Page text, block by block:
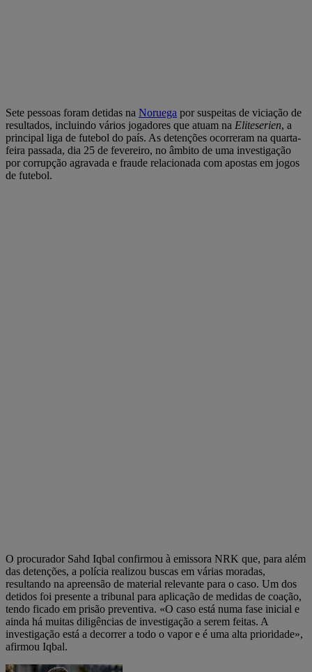
Sete pessoas foram detidas na Noruega por suspeitas de viciação de
resultados, incluindo vários jogadores que atuam na Eliteserien, a
principal liga de futebol do país. As detenções ocorreram na quarta-
feira passada, dia 25 de fevereiro, no âmbito de uma investigação
por corrupção agravada e fraude relacionada com apostas em jogos
de futebol.
O procurador Sahd Iqbal confirmou à emissora NRK que, para além
das detenções, a polícia realizou buscas em várias moradas,
resultando na apreensão de material relevante para o caso. Um dos
detidos foi presente a tribunal para aplicação de medidas de coação,
tendo ficado em prisão preventiva. «O caso está numa fase inicial e
ainda há muitas diligências de investigação a serem feitas. A
investigação está a decorrer a todo o vapor e é uma alta prioridade»,
afirmou Iqbal.